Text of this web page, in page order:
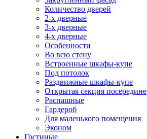
Количество дверей
2-х дверные
3-х дверные
4-х дверные
Особенности
Во всю стену
Встроенные шкафы-купе
Под потолок
Раздвижные шкафы-купе
Открытая секция посередине
Распашные
Гардероб
Для маленького помещения
Эконом
Гостиные